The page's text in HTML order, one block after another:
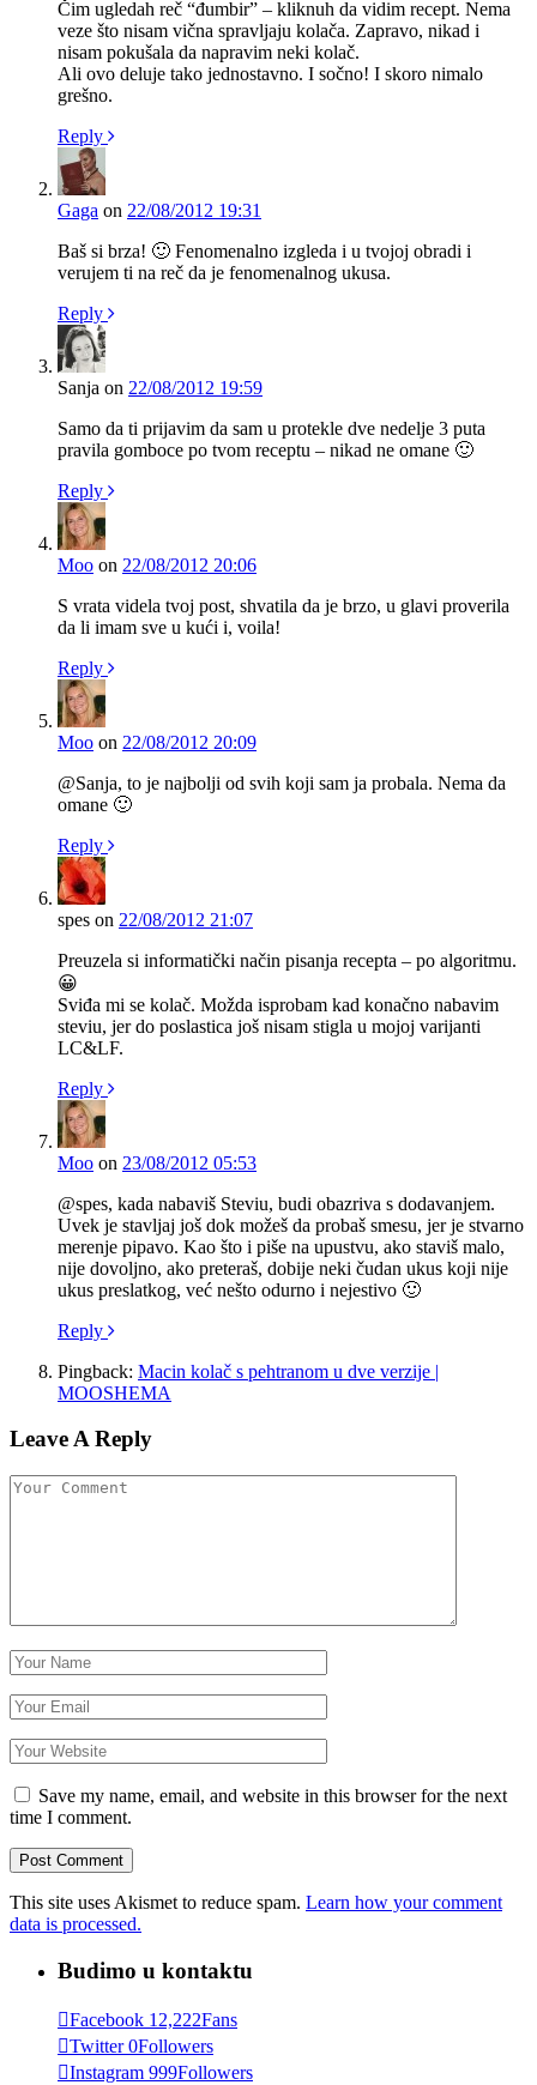
Čim ugledah reč “đumbir” – kliknuh da vidim recept. Nema
veze što nisam vična spravljaju kolača. Zapravo, nikad i
nisam pokušala da napravim neki kolač.
Ali ovo deluje tako jednostavno. I sočno! I skoro nimalo
grešno.
Reply
Gaga on 22/08/2012 19:31
Baš si brza! 🙂 Fenomenalno izgleda i u tvojoj obradi i
verujem ti na reč da je fenomenalnog ukusa.
Reply
Sanja on 22/08/2012 19:59
Samo da ti prijavim da sam u protekle dve nedelje 3 puta
pravila gomboce po tvom receptu – nikad ne omane 🙂
Reply
Moo on 22/08/2012 20:06
S vrata videla tvoj post, shvatila da je brzo, u glavi proverila
da li imam sve u kući i, voila!
Reply
Moo on 22/08/2012 20:09
@Sanja, to je najbolji od svih koji sam ja probala. Nema da
omane 🙂
Reply
spes on 22/08/2012 21:07
Preuzela si informatički način pisanja recepta – po algoritmu.
😀
Sviđa mi se kolač. Možda isprobam kad konačno nabavim
steviu, jer do poslastica još nisam stigla u mojoj varijanti
LC&LF.
Reply
Moo on 23/08/2012 05:53
@spes, kada nabaviš Steviu, budi obazriva s dodavanjem.
Uvek je stavljaj još dok možeš da probaš smesu, jer je stvarno
merenje pipavo. Kao što i piše na upustvu, ako staviš malo,
nije dovoljno, ako preteraš, dobije neki čudan ukus koji nije
ukus preslatkog, već nešto odurno i nejestivo 🙂
Reply
Pingback: Macin kolač s pehtranom u dve verzije |
MOOSHEMA
Leave A Reply
Save my name, email, and website in this browser for the next
time I comment.
This site uses Akismet to reduce spam. Learn how your comment
data is processed.
Budimo u kontaktu
Facebook 12,222Fans
Twitter 0Followers
Instagram 999Followers